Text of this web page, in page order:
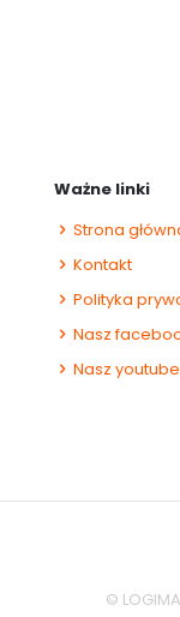
Ważne linki
Strona
Kontakt
Polityka
Nasz
Nasz youtube
©